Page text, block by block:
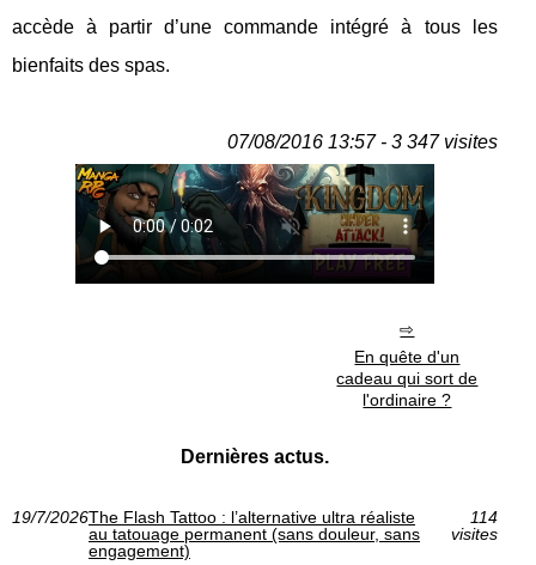
accède à partir d’une commande intégré à tous les
bienfaits des spas.
07/08/2016 13:57 - 3 347 visites
En quête d'un
cadeau qui sort de
l'ordinaire ?
Dernières actus.
19/7/2026The Flash Tattoo : l’alternative ultra réaliste
au tatouage permanent (sans douleur, sans
engagement)
114
visites